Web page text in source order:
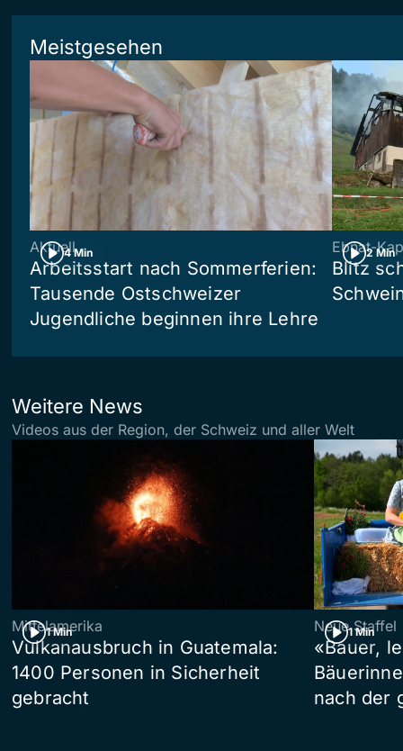
Meistgesehen
4 Min
Aktuell
Arbeitsstart nach Sommerferien:
Tausende Ostschweizer
Jugendliche beginnen ihre Lehre
2 Min
Ebnat-
Blitz
Weitere News
Videos aus der Region, der Schweiz und aller Welt
1 Min
Mittelamerika
Vulkanausbruch in Guatemala:
1400 Personen in Sicherheit
gebracht
1 Min
Neue Staffel
«Bauer,
nach der